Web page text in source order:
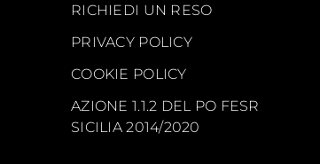
RICHIEDI UN RESO
PRIVACY POLICY
COOKIE POLICY
AZIONE 1.1.2 DEL PO FESR
SICILIA 2014/2020